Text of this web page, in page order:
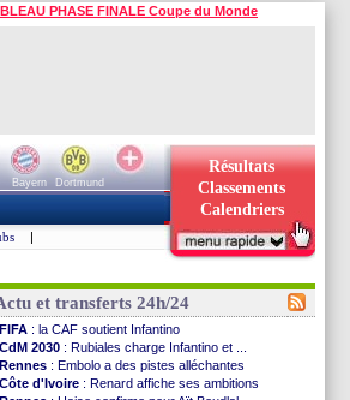
PHASE FINALE Coupe du Monde
Bayern
Dortmund
Résultats
Classements
Calendriers
|
et transferts 24h/24
FIFA : la CAF soutient Infantino
CdM 2030 : Rubiales charge Infantino et ...
Rennes : Embolo a des pistes alléchantes
Côte d'Ivoire : Renard affiche ses ambitions